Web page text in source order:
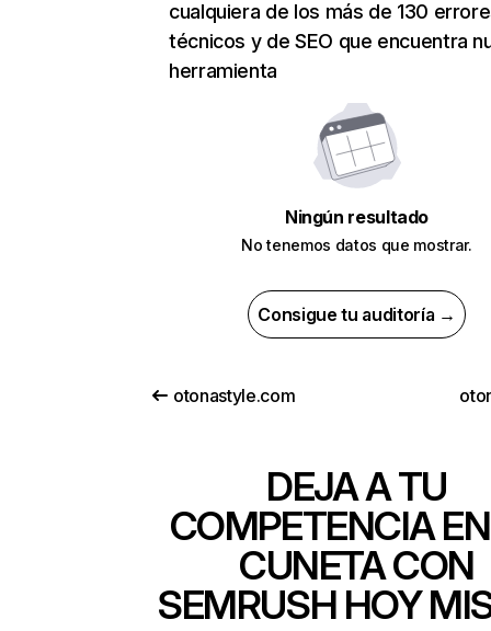
cualquiera de los más de 130
técnicos y de SEO que encuentra
herramienta
Ningún resultado
No tenemos datos que mostrar.
Consigue tu auditoría →
otonastyle.com
DEJA A TU
COMPETENCIA
CUNETA CON
SEMRUSH HOY